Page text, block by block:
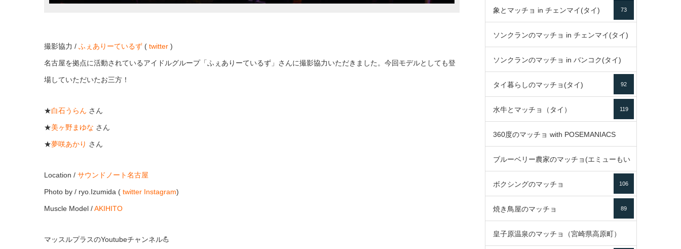
撮影協力 / ふぇありーているず ( twitter )
名古屋を拠点に活動されているアイドルグループ「ふぇありーているず」さんに撮影協力いただきました。今回モデルとしても登
場していただいたお三方！
★白石うらん さん
★美ヶ野まゆな さん
★夢咲あかり さん
Location / サウンドノート名古屋
Photo by / ryo.Izumida ( twitter Instagram)
Muscle Model /AKIHITO
マッスルプラスのYoutubeチャンネル💪
79
象とマッチョ in チェンマイ(タイ) 73
ソンクランのマッチョ in チェンマイ(タイ)
ソンクランのマッチョ in バンコク(タイ)
85
タイ暮らしのマッチョ(タイ) 92
水牛とマッチョ（タイ） 119
360度のマッチョ with POSEMANIACS
49
ブルーベリー農家のマッチョ(エミューもい
るよ) 72
ボクシングのマッチョ 106
焼き鳥屋のマッチョ 89
皇子原温泉のマッチョ（宮崎県高原町）